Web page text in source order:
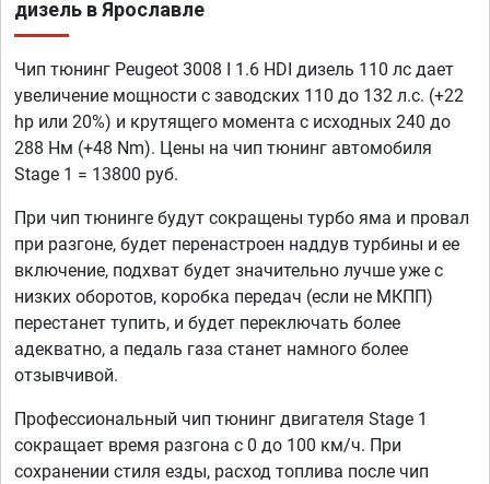
дизель в Ярославле
Чип тюнинг Peugeot 3008 I 1.6 HDI дизель 110 лс дает
увеличение мощности с заводских 110 до 132 л.с. (+22
hp или 20%) и крутящего момента с исходных 240 до
288 Нм (+48 Nm). Цены на чип тюнинг автомобиля
Stage 1 = 13800 руб.
При чип тюнинге будут сокращены турбо яма и провал
при разгоне, будет перенастроен наддув турбины и ее
включение, подхват будет значительно лучше уже с
низких оборотов, коробка передач (если не МКПП)
перестанет тупить, и будет переключать более
адекватно, а педаль газа станет намного более
отзывчивой.
Профессиональный чип тюнинг двигателя Stage 1
сокращает время разгона с 0 до 100 км/ч. При
сохранении стиля езды, расход топлива после чип